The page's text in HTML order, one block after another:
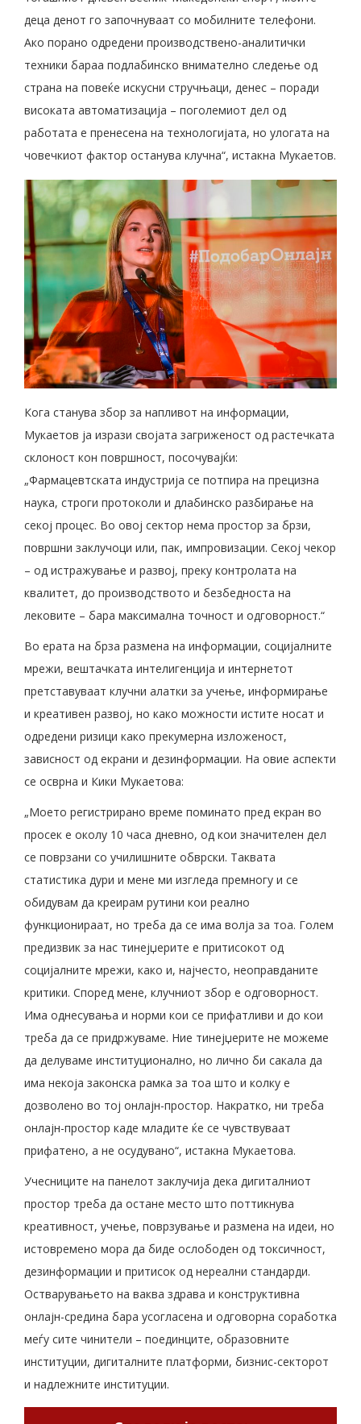
деца денот го започнуваат со мобилните телефони.
Ако порано одредени производствено-аналитички
техники бараа подлабинско внимателно следење од
страна на повеќе искусни стручњаци, денес – поради
високата автоматизација – поголемиот дел од
работата е пренесена на технологијата, но улогата на
човечкиот фактор останува клучна“, истакна Мукаетов.
Кога станува збор за напливот на информации,
Мукаетов ја изрази својата загриженост од растечката
склоност кон површност, посочувајќи:
„Фармацевтската индустрија се потпира на прецизна
наука, строги протоколи и длабинско разбирање на
секој процес. Во овој сектор нема простор за брзи,
површни заклучоци или, пак, импровизации. Секој чекор
– од истражување и развој, преку контролата на
квалитет, до производството и безбедноста на
лековите – бара максимална точност и одговорност.“
Во ерата на брза размена на информации, социјалните
мрежи, вештачката интелигенција и интернетот
претставуваат клучни алатки за учење, информирање
и креативен развој, но како можности истите носат и
одредени ризици како прекумерна изложеност,
зависност од екрани и дезинформации. На овие аспекти
се осврна и Кики Мукаетова:
„Моето регистрирано време поминато пред екран во
просек е околу 10 часа дневно, од кои значителен дел
се поврзани со училишните обврски. Таквата
статистика дури и мене ми изгледа премногу и се
обидувам да креирам рутини кои реално
функционираат, но треба да се има волја за тоа. Голем
предизвик за нас тинејџерите е притисокот од
социјалните мрежи, како и, најчесто, неоправданите
критики. Според мене, клучниот збор е одговорност.
Има однесувања и норми кои се прифатливи и до кои
треба да се придржуваме. Ние тинејџерите не можеме
да делуваме институционално, но лично би сакала да
има некоја законска рамка за тоа што и колку е
дозволено во тој онлајн-простор. Накратко, ни треба
онлајн-простор каде младите ќе се чувствуваат
прифатено, а не осудувано“, истакна Мукаетова.
Учесниците на панелот заклучија дека дигиталниот
простор треба да остане место што поттикнува
креативност, учење, поврзување и размена на идеи, но
истовремено мора да биде ослободен од токсичност,
дезинформации и притисок од нереални стандарди.
Остварувањето на ваква здрава и конструктивна
онлајн-средина бара усогласена и одговорна соработка
меѓу сите чинители – поединците, образовните
институции, дигиталните платформи, бизнис-секторот
и надлежните институции.